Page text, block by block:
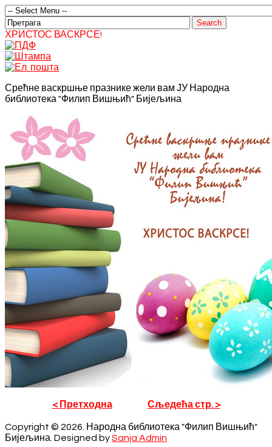
ХРИСТОС ВАСКРСЕ!
Срећне васкршње празнике жели вам ЈУ Народна
библиотека "Филип Вишњић" Бијељина
< Претходна Сљедећа стр. >
Copyright © 2026. Народна библиотека "Филип Вишњић"
Бијељина. Designed bySanja Admin